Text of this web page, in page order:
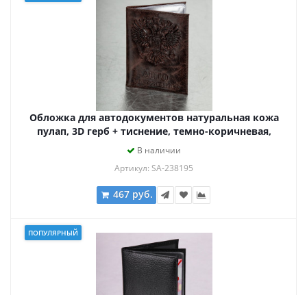
Обложка для автодокументов натуральная кожа
пулап, 3D герб + тиснение, темно-коричневая,
BRAUBERG, 238195
В наличии
Артикул: SA-238195
467 руб.
ПОПУЛЯРНЫЙ